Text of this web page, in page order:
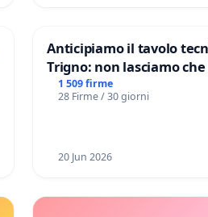
Anticipiamo il tavolo
Trigno: non lasciamo
rallenti le ricerche di
Racanati
1 509 firme
28 Firme / 30 giorni
20 Jun 2026